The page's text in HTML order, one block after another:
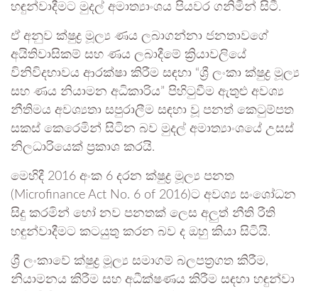
හඳුන්වාදීමට මුදල් අමාත්‍යාංශය පියවර ගනිමින් සිටී.
ඒ අනුව ක්ෂුද්‍ර මූල්‍ය ණය ලබාගන්නා ජනතාවගේ
අයිතිවාසිකම් සහ ණය ලබාදීමේ ක්‍රියාවලියේ
විනිවිදභාවය ආරක්ෂා කිරීම සඳහා “ශ්‍රී ලංකා ක්ෂුද්‍ර මූල්‍ය
සහ ණය නියාමන අධිකාරිය” පිහිටුවීම ඇතුළු අවශ්‍ය
නීතිමය අවශ්‍යතා සපුරාලීම සඳහා වූ පනත් කෙටුම්පත
සකස් කෙරෙමින් සිටින බව මුදල් අමාත්‍යාංශයේ උසස්
නිලධාරියෙක් ප්‍රකාශ කරයි.
මෙහිදී 2016 අංක 6 දරන ක්ෂුද්‍ර මූල්‍ය පනත
(Microfinance Act No. 6 of 2016)ට අවශ්‍ය සංශෝධන
සිදු කරමින් හෝ නව පනතක් ලෙස අලුත් නීති රීති
හඳුන්වාදීමට කටයුතු කරන බව ද ඔහු කියා සිටියි.
ශ්‍රී ලංකාවේ ක්ෂුද්‍ර මූල්‍ය සමාගම් බලපත්‍රගත කිරීම,
නියාමනය කිරීම සහ අධීක්ෂණය කිරීම සඳහා හඳුන්වා